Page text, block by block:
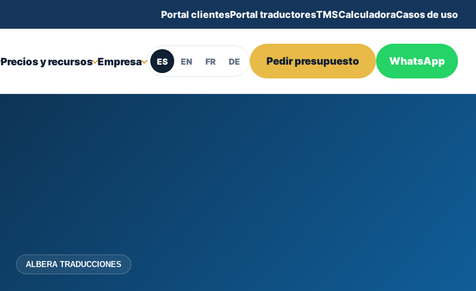
Portal clientesPortal traductoresTMSCalculadoraCasos de uso
Precios y recursos Empresa ES EN FR DE Pedir presupuesto WhatsApp
ALBERA TRADUCCIONES